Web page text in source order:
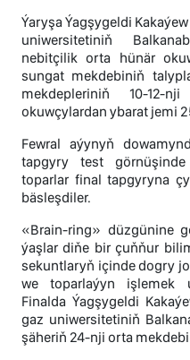
Ýaryşa Ýagşygeldi
uniwersitetiniň
nebitçilik orta hünär
sungat mekdebiniň
mekdepleriniň 10-12-
okuwçylardan ybarat jemi
Fewral aýynyň
tapgyry test
toparlar final tapgyryna
bäsleşdiler.
«Brain-ring» düzgünine
ýaşlar diňe bir çuňňur
sekuntlaryň içinde dogry
we toparlaýyn işlemek
Finalda Ýagşygeldi
gaz uniwersitetiniň
şäheriň 24-nji orta